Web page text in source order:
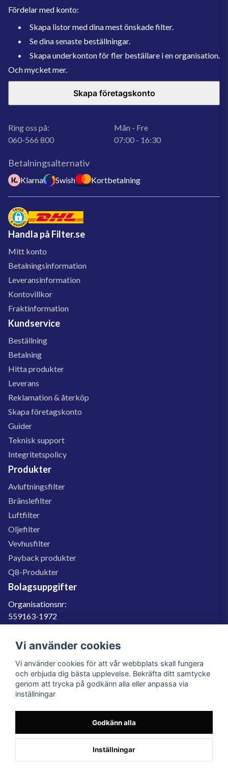
Fördelar med konto:
Skapa listor med dina mest önskade filter.
Se dina senaste beställningar.
Skapa underkonton för fler beställare i en organisation.
Och mycket mer.
Skapa företagskonto
Ring oss på:
060-566 800
Mån - Fre
07:00 - 16:30
Betalningsalternativ
Klarna Swish Kortbetalning
Handla på Filter.se
Mitt konto
Betalningsinformation
Leveransinformation
Kontovillkor
Fraktinformation
Kundservice
Beställning
Betalning
Hitta produkter
Leverans
Reklamation & återköp
Skapa företagskonto
Guider
Teknisk support
Integritetspolicy
Produkter
Avluftningsfilter
Bränslefilter
Luftfilter
Oljefilter
Vevhusfilter
Payback produkter
Q8-Produkter
Bolagsuppgifter
Organisationsnr:
559163-1972
SE559163197201
060-566 800
info@filter.se
559163-1972
© 2023 Filter.se, All rights reserved.
Vi använder cookies
Vi använder cookies för att vår webbplats skall fungera
och erbjuda dig bästa upplevelse. Bekräfta ditt samtycke
genom att trycka på godkänn alla eller anpassa via
inställningar
Godkänn alla
Inställningar